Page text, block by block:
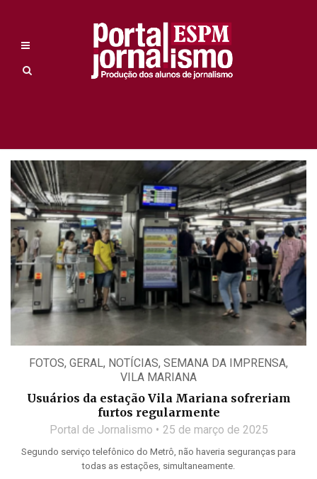
FOTOS, GERAL, NOTÍCIAS, SEMANA DA IMPRENSA,
VILA MARIANA
Usuários da estação Vila Mariana sofreriam
furtos regularmente
Portal de Jornalismo 25 de março de 2025
Segundo serviço telefônico do Metrô, não haveria seguranças para
todas as estações, simultaneamente.